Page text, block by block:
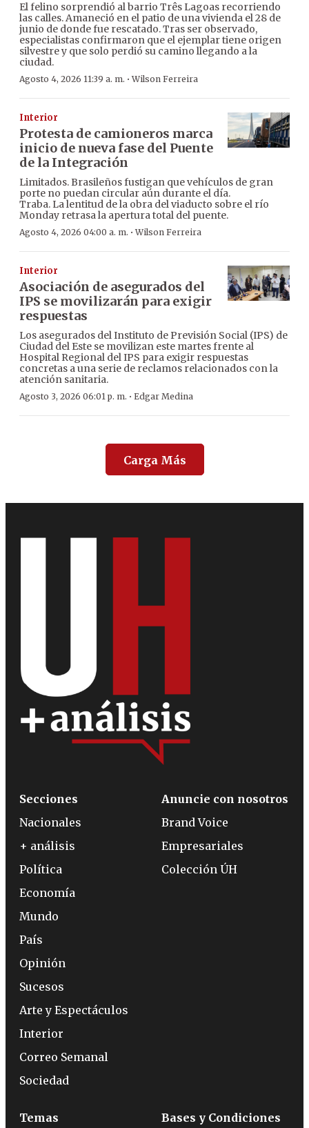
El felino sorprendió al barrio Três Lagoas recorriendo
las calles. Amaneció en el patio de una vivienda el 28 de
junio de donde fue rescatado. Tras ser observado,
especialistas confirmaron que el ejemplar tiene origen
silvestre y que solo perdió su camino llegando a la
ciudad.
Agosto 4, 2026 11:39 a. m. ·Wilson Ferreira
Interior
Protesta de camioneros marca
inicio de nueva fase del Puente
de la Integración
Limitados. Brasileños fustigan que vehículos de gran
porte no puedan circular aún durante el día.
Traba. La lentitud de la obra del viaducto sobre el río
Monday retrasa la apertura total del puente.
Agosto 4, 2026 04:00 a. m. ·Wilson Ferreira
Interior
Asociación de asegurados del
IPS se movilizarán para exigir
respuestas
Los asegurados del Instituto de Previsión Social (IPS) de
Ciudad del Este se movilizan este martes frente al
Hospital Regional del IPS para exigir respuestas
concretas a una serie de reclamos relacionados con la
atención sanitaria.
Agosto 3, 2026 06:01 p. m. · Edgar Medina
Carga Más
Secciones
Nacionales
+ análisis
Política
Economía
Mundo
País
Opinión
Sucesos
Arte y Espectáculos
Interior
Correo Semanal
Sociedad
Anuncie con nosotros
Brand Voice
Empresariales
Colección ÚH
Temas Bases y Condiciones